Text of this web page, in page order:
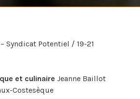
Syndicat Potentiel / 19-21
et culinaire Jeanne Baillot
Costesèque